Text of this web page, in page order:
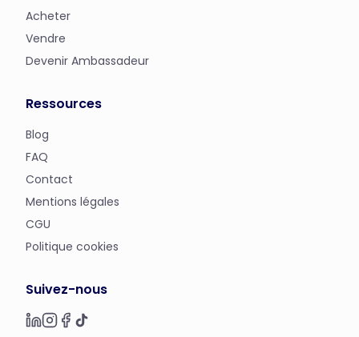
Acheter
Vendre
Devenir Ambassadeur
Ressources
Blog
FAQ
Contact
Mentions légales
CGU
Politique cookies
Suivez-nous